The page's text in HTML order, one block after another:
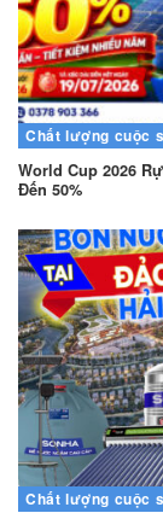
Chất lượng cuộc
World Cup 2026
Đến 50%
Chất lượng cuộc